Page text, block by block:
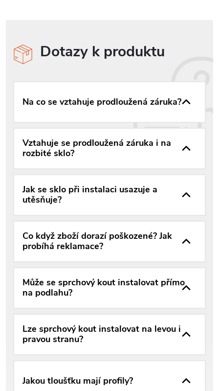
Dotazy k produktu
Na co se vztahuje prodloužená záruka?
Vztahuje se prodloužená záruka i na
rozbité sklo?
Jak se sklo při instalaci usazuje a
utěsňuje?
Co když zboží dorazí poškozené? Jak
probíhá reklamace?
Může se sprchový kout instalovat přímo
na podlahu?
Lze sprchový kout instalovat na levou i
pravou stranu?
Jakou tloušťku mají profily?